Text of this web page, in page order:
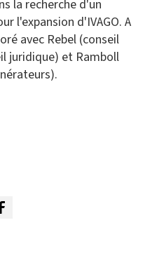
la recherche d'un
l'expansion d'IVAGO. A
avec Rebel (conseil
juridique) et Ramboll